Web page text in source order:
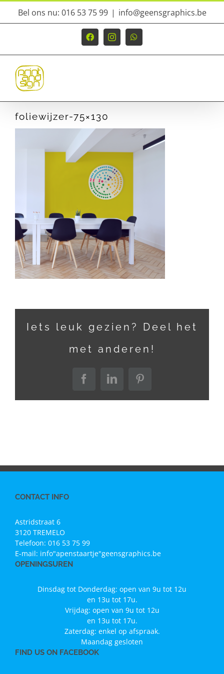
Ga
inhoud
Bel ons nu: 016 53 75 99 | info@geensgraphics.be
FacebookInstagramWhatsApp
foliewijzer-75×130
Iets leuk gezien? Deel het
met anderen!
FacebookLinkedInPinterest
CONTACT INFO
Astridstraat 6
3120 TREMELO
Telefoon: 016 53 75 99
E-mail: info"apenstaartje"geensgraphics.be
OPENINGSUREN
Dinsdag tot Donderdag: open van 9u tot 12u
en 13u tot 17u.
Vrijdag: open van 9u tot 12u
en 13u tot 17u.
Zaterdag: enkel op afspraak.
Maandag gesloten
FIND US ON FACEBOOK